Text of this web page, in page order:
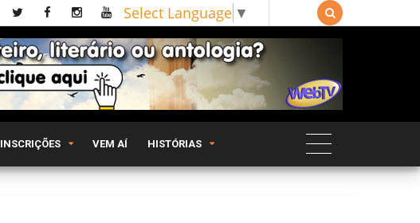
Select Language ▼ 
INSCRIÇÕES VEM AÍ HISTÓRIAS